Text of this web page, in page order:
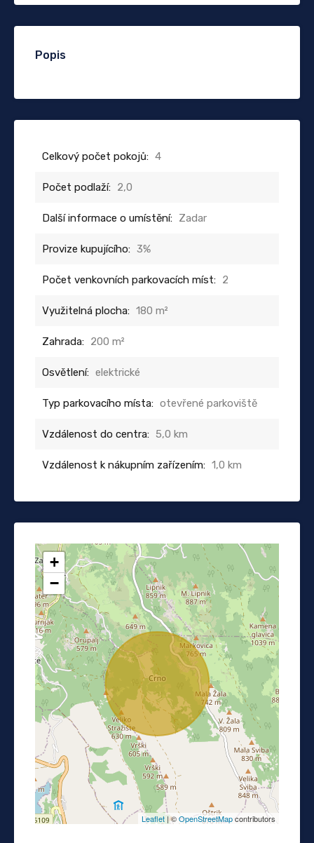
Popis
Celkový počet pokojů: 4
Počet podlaží: 2,0
Další informace o umístění: Zadar
Provize kupujícího: 3%
Počet venkovních parkovacích míst: 2
Využitelná plocha: 180 m²
Zahrada: 200 m²
Osvětlení: elektrické
Typ parkovacího místa: otevřené parkoviště
Vzdálenost do centra: 5,0 km
Vzdálenost k nákupním zařízením: 1,0 km
+
−
Leaflet | ©OpenStreetMapcontributors